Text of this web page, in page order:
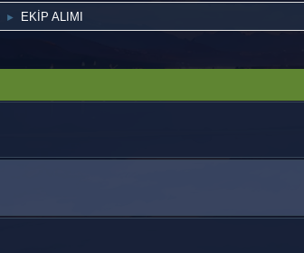
► EKİP ALIMI